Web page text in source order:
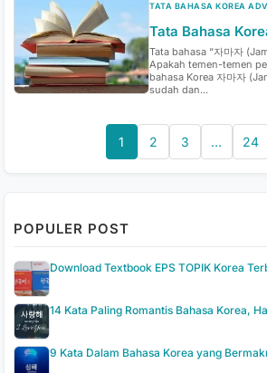
TATA BAHASA KOREA
Tata Bahasa
Tata bahasa “자마자
Apakah temen-temen
bahasa Korea 자마자
sudah dan...
1 2 3 … 24
POPULER POST
Download Textbook EPS TOPIK Korea
14 Kata Paling Romantis Bahasa Korea,
9 Kata Dalam Bahasa Korea yang